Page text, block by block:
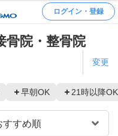
ログイン・登録
骨院・整骨院
変更
早朝OK 21時以降OK